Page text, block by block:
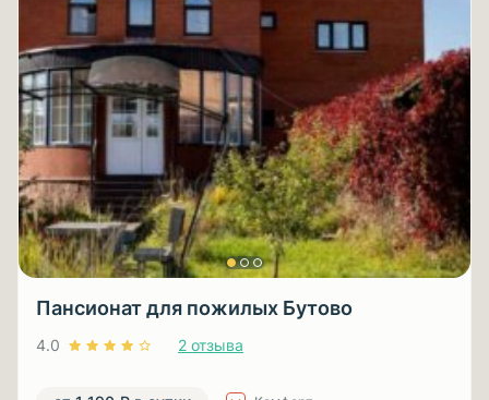
Пансионат для пожилых Бутово
4.0 2 отзыва